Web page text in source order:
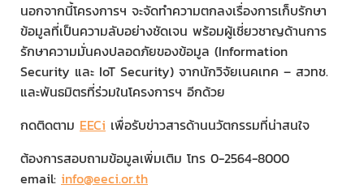
นอกจากนี้โครงการฯ จะจัดทำความตกลงเรื่องการเก็บรักษา
ข้อมูลที่เป็นความลับอย่างชัดเจน พร้อมผู้เชี่ยวชาญด้านการ
รักษาความมั่นคงปลอดภัยของข้อมูล (Information
Security และ IoT Security) จากนักวิจัยเนคเทค – สวทช.
และพันธมิตรที่ร่วมในโครงการฯ อีกด้วย
กดติดตาม EECi เพื่อรับข่าวสารด้านนวัตกรรมที่น่าสนใจ
ต้องการสอบถามข้อมูลเพิ่มเติม โทร 0-2564-8000
email: info@eeci.or.th